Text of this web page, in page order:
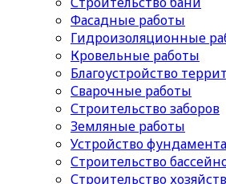
Фасадные работы
Гидроизоляционные
Кровельные работы
Благоустройство
Сварочные работы
Строительство заборов
Земляные работы
Устройство фундамента
Строительство
Строительство